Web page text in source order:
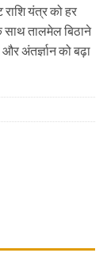
यंत्र को हर
तालमेल बिठाने
अंतर्ज्ञान को बढ़ा